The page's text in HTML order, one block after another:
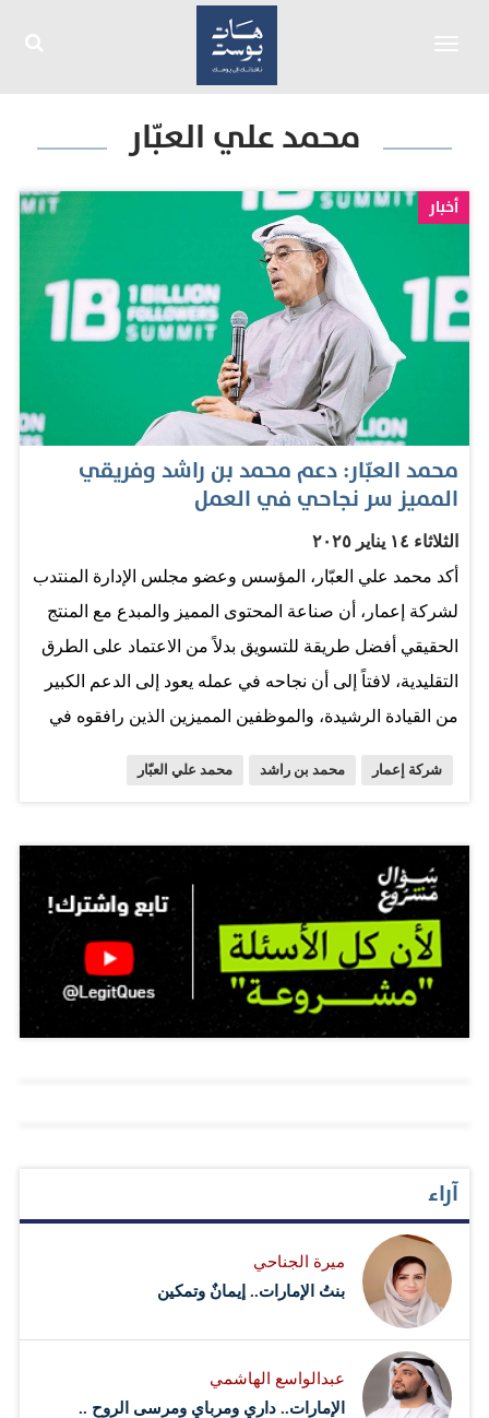
محمد علي العبّار
أخبار
محمد العبّار: دعم محمد بن راشد وفريقي
المميز سر نجاحي في العمل
الثلاثاء ١٤ يناير ٢٠٢٥
أكد محمد علي العبّار، المؤسس وعضو مجلس الإدارة المنتدب
لشركة إعمار، أن صناعة المحتوى المميز والمبدع مع المنتج
الحقيقي أفضل طريقة للتسويق بدلاً من الاعتماد على الطرق
التقليدية، لافتاً إلى أن نجاحه في عمله يعود إلى الدعم الكبير
من القيادة الرشيدة، والموظفين المميزين الذين رافقوه في
صاحب السمو الشيخ محمد بن راشد آل مكتوم، نائب رئيس
الدولة رئيس مجلس الوزراء حاكم دبي، رعاه الله، الذي منحه
فرصاً متعددة للعمل، ودعماً ونصحاً مستمرين، إضافة إلى
واعتبر العبار التسويق مجرد «بروباغندا»، مشدداً على أن
السؤال الحقيقي الذي يجب طرحه هو: هل لدي منتج حقيقي
الجودة والأسعار والثقة والنزاهة للوصول إلى المستهلك، كما
نمتلك فريقاً من أفضل الموظفين الذين يعملون بجد ونزاهة
ومن دون أي فريق للتسويق». واستعرض العبار فيديو إعلانياً
قصيراً بلغت تكلفته 70 ألف دولار، لكنه حقق…
شركة إعمار محمد بن راشد محمد علي العبّار
آراء
ميرة الجناحي
بنتُ الإمارات.. إيمانٌ وتمكين
عبدالواسع الهاشمي
الإمارات.. داري ومرباي ومرسى الروح ..